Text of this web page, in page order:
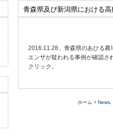
青森県及び新潟県における
2016.11.28、青森県のあひる農
エンザが疑われる事例が確認さ
クリック。
ホーム > News